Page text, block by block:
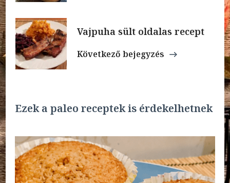
Vajpuha sült oldalas recept
Következő bejegyzés
Ezek a paleo receptek is érdekelhetnek